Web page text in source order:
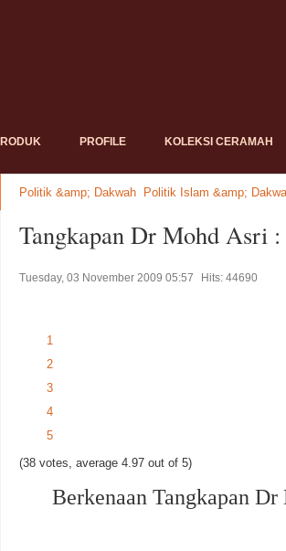
PROFILE KOLEKSI CERAMAH
Politik &amp; Dakwah Politik Islam &amp;
Tangkapan Dr Mohd Asri :
Tuesday, 03 November 2009 05:57 Hits: 44690
1
2
3
4
5
(38 votes, average 4.97 out of 5)
Berkenaan Tangkapan